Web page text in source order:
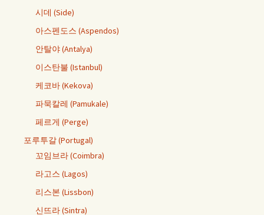
시데 (Side)
아스펜도스 (Aspendos)
안탈야 (Antalya)
이스탄불 (Istanbul)
케코바 (Kekova)
파묵칼레 (Pamukale)
페르게 (Perge)
포루투갈 (Portugal)
꼬임브라 (Coimbra)
라고스 (Lagos)
리스본 (Lissbon)
신뜨라 (Sintra)